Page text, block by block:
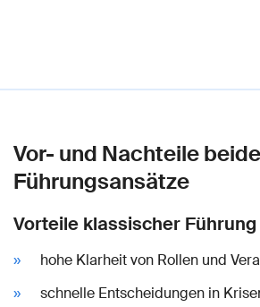
Vor- und Nachteile
Führungsansätze
Vorteile klassischer Führung
hohe Klarheit von Rollen und
schnelle Entscheidungen in